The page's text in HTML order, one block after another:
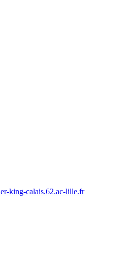
king-calais.62.ac-lille.fr